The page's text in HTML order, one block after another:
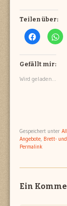
Teilen über:
Klick,
um
teilen
in
neuem
um
Gefällt mir:
Wird geladen...
Gespeichert unter
Angebote, Brett-
Permalink
Ein